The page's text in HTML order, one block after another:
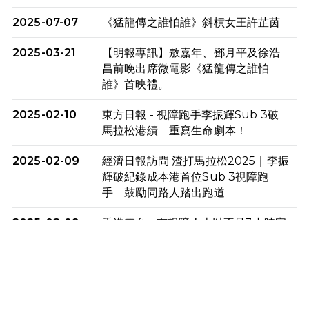
2025-07-07 《猛龍傳之誰怕誰》斜槓女王許芷茵
2025-03-21
【明報專訊】敖嘉年、鄧月平及徐浩
昌前晚出席微電影《猛龍傳之誰怕
誰》首映禮。
2025-02-10
東方日報 - 視障跑手李振輝Sub 3破
馬拉松港績 重寫生命劇本！
2025-02-09
經濟日報訪問 渣打馬拉松2025｜李振
輝破紀錄成本港首位Sub 3視障跑
手 鼓勵同路人踏出跑道
2025-02-09
香港電台 - 有視障人士以不足3小時完